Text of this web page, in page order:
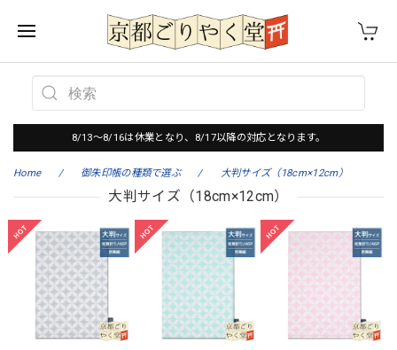
8/13～8/16は休業となり、8/17以降の対応となります。
Home 御朱印帳の種類で選ぶ 大判サイズ（18cm×12cm）
大判サイズ（18cm×12cm）